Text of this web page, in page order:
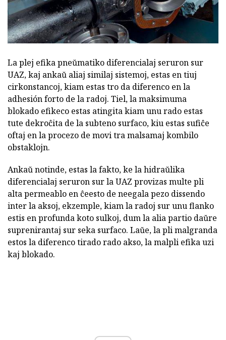
La plej efika pneŭmatiko diferencialaj seruron sur
UAZ, kaj ankaŭ aliaj similaj sistemoj, estas en tiuj
cirkonstancoj, kiam estas tro da diferenco en la
adhesión forto de la radoj. Tiel, la maksimuma
blokado efikeco estas atingita kiam unu rado estas
tute dekroĉita de la subteno surfaco, kiu estas sufiĉe
oftaj en la procezo de movi tra malsamaj kombilo
obstaklojn.
Ankaŭ notinde, estas la fakto, ke la hidraŭlika
diferencialaj seruron sur la UAZ provizas multe pli
alta permeablo en ĉeesto de neegala pezo dissendo
inter la aksoj, ekzemple, kiam la radoj sur unu flanko
estis en profunda koto sulkoj, dum la alia partio daŭre
suprenirantaj sur seka surfaco. Laŭe, la pli malgranda
estos la diferenco tirado rado akso, la malpli efika uzi
kaj blokado.